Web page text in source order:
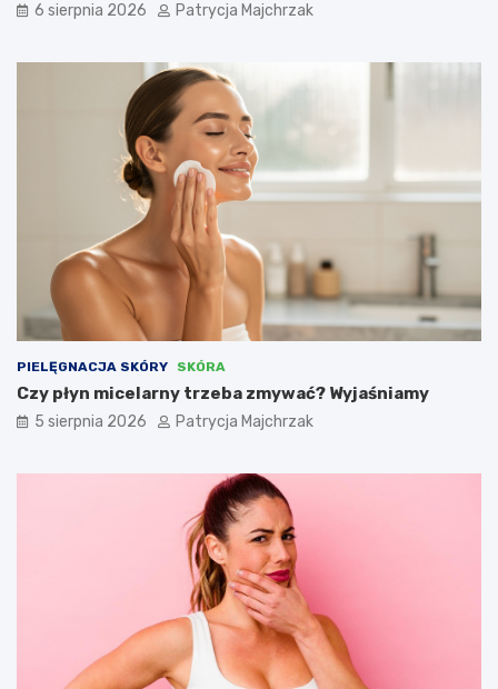
6 sierpnia 2026 Patrycja Majchrzak
PIELĘGNACJA SKÓRY SKÓRA
Czy płyn micelarny trzeba zmywać? Wyjaśniamy
5 sierpnia 2026 Patrycja Majchrzak